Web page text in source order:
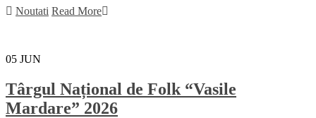
Noutati Read More
05 JUN
Târgul Național de Folk “Vasile
Mardare” 2026